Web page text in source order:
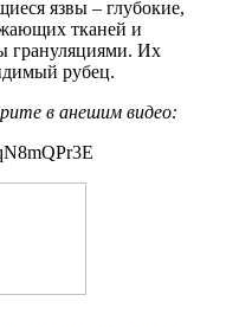
язвы – глубокие,
тканей и
грануляциями. Их
рубец.
в анешим видео: